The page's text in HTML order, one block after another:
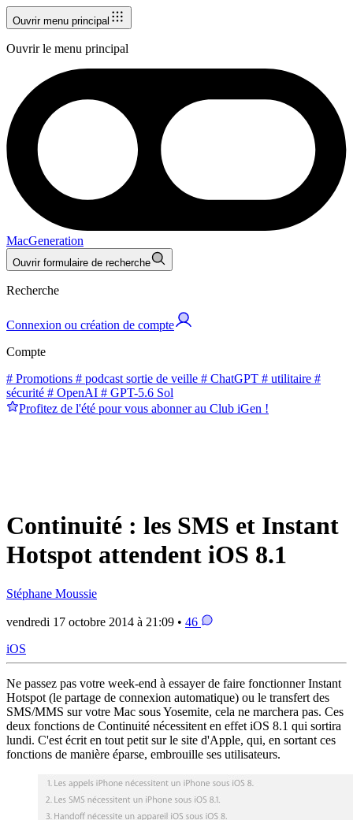
Ouvrir menu principal
Ouvrir le menu principal
MacGeneration
Ouvrir formulaire de recherche
Recherche
Connexion ou création de compte
Compte
# Promotions # podcast sortie de veille # ChatGPT # utilitaire #
sécurité # OpenAI # GPT-5.6 Sol
Profitez de l'été pour vous abonner au Club iGen !
Continuité : les SMS et Instant
Hotspot attendent iOS 8.1
Stéphane Moussie
vendredi 17 octobre 2014 à 21:09 • 46
iOS
Ne passez pas votre week-end à essayer de faire fonctionner Instant
Hotspot (le partage de connexion automatique) ou le transfert des
SMS/MMS sur votre Mac sous Yosemite, cela ne marchera pas. Ces
deux fonctions de Continuité nécessitent en effet iOS 8.1 qui sortira
lundi. C'est écrit en tout petit sur le site d'Apple, qui, en sortant ces
fonctions de manière éparse, embrouille ses utilisateurs.